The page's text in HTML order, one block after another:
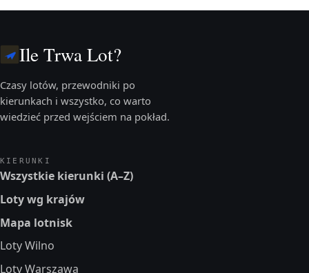
Ile Trwa Lot?
Czasy lotów, przewodniki po
kierunkach i wszystko, co warto
wiedzieć przed wejściem na pokład.
KIERUNKI
Wszystkie kierunki (A–Z)
Loty wg krajów
Mapa lotnisk
Loty Wilno
Loty Warszawa